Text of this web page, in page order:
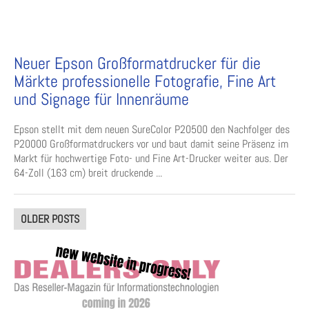
Neuer Epson Großformatdrucker für die
Märkte professionelle Fotografie, Fine Art
und Signage für Innenräume
Epson stellt mit dem neuen SureColor P20500 den Nachfolger des
P20000 Großformatdruckers vor und baut damit seine Präsenz im
Markt für hochwertige Foto- und Fine Art-Drucker weiter aus. Der
64-Zoll (163 cm) breit druckende ...
Posts
navigation
OLDER POSTS